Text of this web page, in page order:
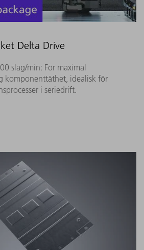
Delta Drive
slag/min: För maximal
komponenttäthet, idealisk för
i seriedrift.